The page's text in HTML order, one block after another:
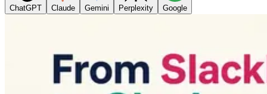
ChatGPT Claude Gemini Perplexity Google